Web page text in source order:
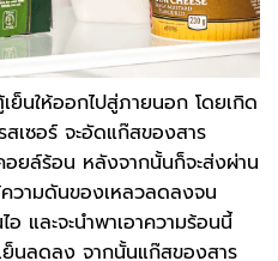
ย็นให้ออกไปสู่ภายนอก โดยเกิด
เซอร์ จะอัดแก๊สของสาร
อยล์ร้อน หลังจากนั้นก็จะส่งผ่าน
ความดันของเหลวลดลงจน
และจะนำพาเอาความร้อนนี้
นลดลง จากนั้นแก๊สของสาร